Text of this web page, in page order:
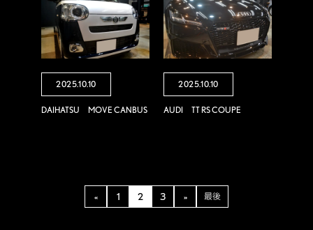
2025.10.10
DAIHATSU MOVE CANBUS
2025.10.10
AUDI TT RS COUPE
« 1 2 3 » 最後